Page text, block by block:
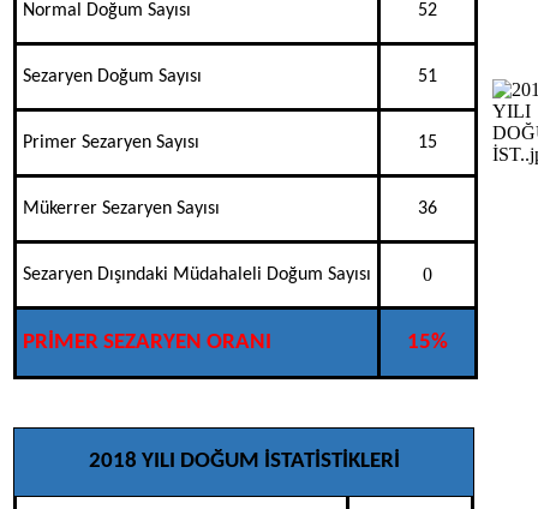
Normal Doğum Sayısı 52
Sezaryen Doğum Sayısı 51
Primer Sezaryen Sayısı 15
Mükerrer Sezaryen Sayısı 36
Sezaryen Dışındaki Müdahaleli Doğum Sayısı 0
PRİMER SEZARYEN ORANI 15%
2018 YILI DOĞUM İSTATİSTİKLERİ